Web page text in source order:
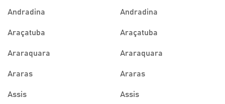
Andradina
Araçatuba
Araraquara
Araras
Assis
Andradina
Araçatuba
Araraquara
Araras
Assis